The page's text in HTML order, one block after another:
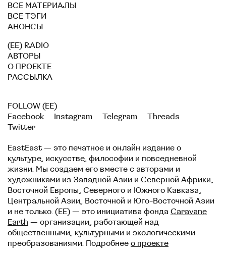
ВСЕ МАТЕРИАЛЫ
ВСЕ ТЭГИ
АНОНСЫ
(EE) RADIO
АВТОРЫ
О ПРОЕКТЕ
РАССЫЛКА
FOLLOW (EE)
Facebook
Instagram Telegram
Threads
Twitter
EastEast — это печатное и онлайн издание о
культуре, искусстве, философии и повседневной
жизни. Мы создаем его вместе с авторами и
художниками из Западной Азии и Северной Африки,
Восточной Европы, Северного и Южного Кавказа,
Центральной Азии, Восточной и Юго-Восточной Азии
и не только. (EE) — это инициатива фонда Caravane
Earth — организации, работающей над
общественными, культурными и экологическими
преобразованиями. Подробнее о проекте